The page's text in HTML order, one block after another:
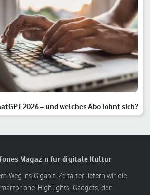
2026 – und welches Abo lohnt sich?
Magazin für digitale Kultur
Weg ins Gigabit-Zeitalter liefern wir die
Highlights, Gadgets, den